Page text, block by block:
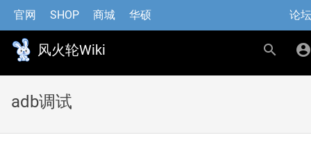
官网 SHOP 商城 华硕 论坛
风火轮Wiki
adb调试